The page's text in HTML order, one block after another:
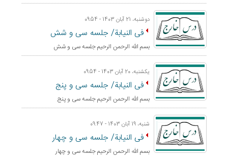
دوشنبه، 21 آبان 1403 - 09:54
فی النیابة/ جلسه سی و شش
بسم الله الرحمن الرحيم جلسه سی و شش
یکشنبه، 20 آبان 1403 - 09:54
فی النیابة/ جلسه سی و پنج
بسم الله الرحمن الرحيم جلسه سی و پنج
شنبه، 19 آبان 1403 - 09:47
فی النیابة/ جلسه سی و چهار
بسم الله الرحمن الرحيم جلسه سی و چهار